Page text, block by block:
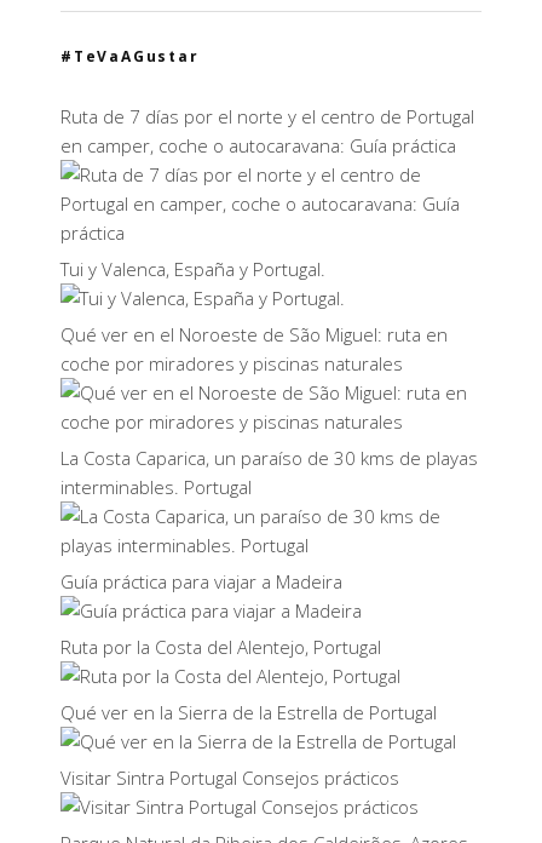
#TeVaAGustar
Ruta de 7 días por el norte y el centro de Portugal
en camper, coche o autocaravana: Guía práctica
Tui y Valenca, España y Portugal.
Qué ver en el Noroeste de São Miguel: ruta en
coche por miradores y piscinas naturales
La Costa Caparica, un paraíso de 30 kms de playas
interminables. Portugal
Guía práctica para viajar a Madeira
Ruta por la Costa del Alentejo, Portugal
Qué ver en la Sierra de la Estrella de Portugal
Visitar Sintra Portugal Consejos prácticos